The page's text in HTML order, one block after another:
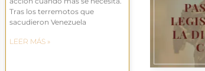
Tras los terremotos que
sacudieron Venezuela
LEER MÁS »